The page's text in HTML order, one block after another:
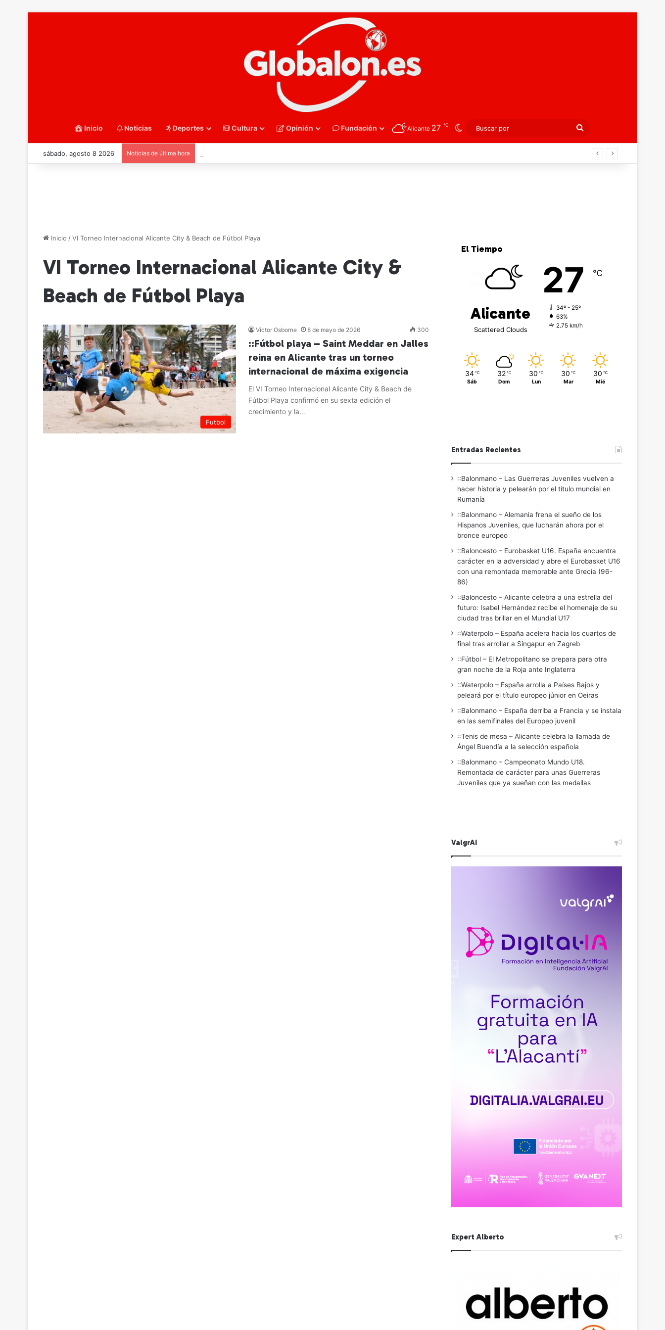
Inicio Noticias Deportes Cultura Opinión Fundación Alicante 27 ℃ Switch skin
por
sábado, agosto 8 2026 Noticias de última hora
Inicio /VI Torneo Internacional Alicante City & Beach de Fútbol Playa
VI Torneo Internacional Alicante City &
Beach de Fútbol Playa
Futbol
Victor Osborne 8 de mayo de 2026 300
::Fútbol playa – Saint Meddar en Jalles
reina en Alicante tras un torneo
internacional de máxima exigencia
El VI Torneo Internacional Alicante City & Beach de
Fútbol Playa confirmó en su sexta edición el
crecimiento y la…
El Tiempo
Alicante
Scattered Clouds
27 ℃
34º - 25º
63%
2.75 km/h
34 ℃
Sáb
32 ℃
Dom
30 ℃
Lun
30 ℃
Mar
30 ℃
Mié
Entradas Recientes
::Balonmano – Las Guerreras Juveniles vuelven a
hacer historia y pelearán por el título mundial en
Rumanía
::Balonmano – Alemania frena el sueño de los
Hispanos Juveniles, que lucharán ahora por el
bronce europeo
::Baloncesto – Eurobasket U16. España encuentra
carácter en la adversidad y abre el Eurobasket U16
con una remontada memorable ante Grecia (96-
86)
::Baloncesto – Alicante celebra a una estrella del
futuro: Isabel Hernández recibe el homenaje de su
ciudad tras brillar en el Mundial U17
::Waterpolo – España acelera hacia los cuartos de
final tras arrollar a Singapur en Zagreb
::Fútbol – El Metropolitano se prepara para otra
gran noche de la Roja ante Inglaterra
::Waterpolo – España arrolla a Países Bajos y
peleará por el título europeo júnior en Oeiras
::Balonmano – España derriba a Francia y se instala
en las semifinales del Europeo juvenil
::Tenis de mesa – Alicante celebra la llamada de
Ángel Buendía a la selección española
::Balonmano – Campeonato Mundo U18.
Remontada de carácter para unas Guerreras
Juveniles que ya sueñan con las medallas
ValgrAI
Expert Alberto